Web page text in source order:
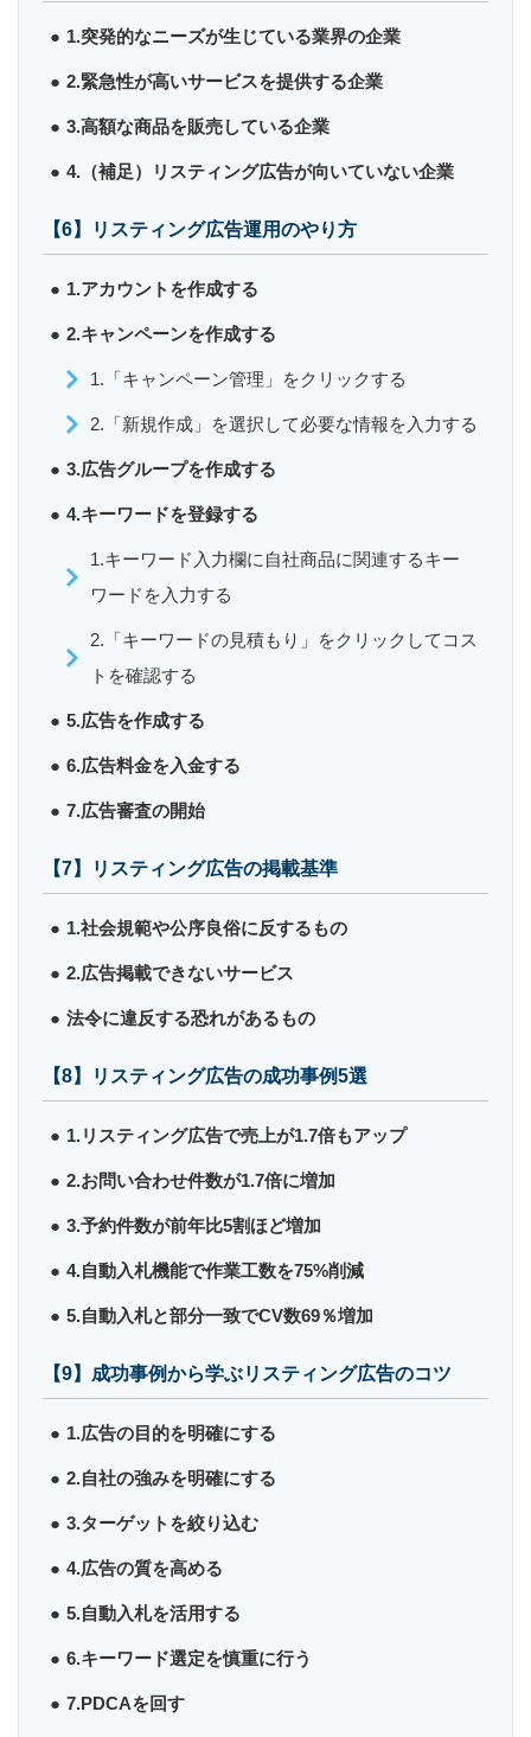
1.突発的なニーズが生じている業界の企業
2.緊急性が高いサービスを提供する企業
3.高額な商品を販売している企業
4.（補足）リスティング広告が向いていない企業
【6】リスティング広告運用のやり方
1.アカウントを作成する
2.キャンペーンを作成する
1.「キャンペーン管理」をクリックする
2.「新規作成」を選択して必要な情報を入力する
3.広告グループを作成する
4.キーワードを登録する
1.キーワード入力欄に自社商品に関連するキー
ワードを入力する
2.「キーワードの見積もり」をクリックしてコス
トを確認する
5.広告を作成する
6.広告料金を入金する
7.広告審査の開始
【7】リスティング広告の掲載基準
1.社会規範や公序良俗に反するもの
2.広告掲載できないサービス
法令に違反する恐れがあるもの
【8】リスティング広告の成功事例5選
1.リスティング広告で売上が1.7倍もアップ
2.お問い合わせ件数が1.7倍に増加
3.予約件数が前年比5割ほど増加
4.自動入札機能で作業工数を75%削減
5.自動入札と部分一致でCV数69％増加
【9】成功事例から学ぶリスティング広告のコツ
1.広告の目的を明確にする
2.自社の強みを明確にする
3.ターゲットを絞り込む
4.広告の質を高める
5.自動入札を活用する
6.キーワード選定を慎重に行う
7.PDCAを回す